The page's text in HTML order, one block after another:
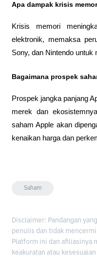
Apa dampak krisis
Krisis memori
elektronik, memaksa
Sony, dan Nintendo
Bagaimana prospek
Prospek jangka panjang
merek dan
saham Apple akan
kenaikan harga dan
Saham
Disclaimer: Pandangan
penulis dan tidak
Platform ini dan afiliasinya
keakuratan atau